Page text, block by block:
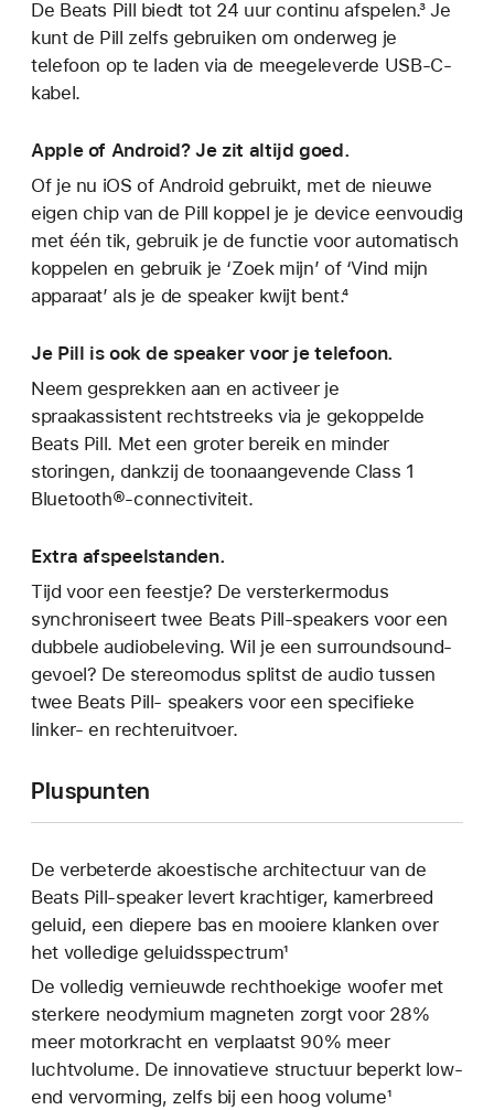
De Beats Pill biedt tot 24 uur continu afspelen.³ Je
kunt de Pill zelfs gebruiken om onderweg je
telefoon op te laden via de meegeleverde USB-C-
kabel.
Apple of Android? Je zit altijd goed.
Of je nu iOS of Android gebruikt, met de nieuwe
eigen chip van de Pill koppel je je device eenvoudig
met één tik, gebruik je de functie voor automatisch
koppelen en gebruik je ‘Zoek mijn’ of ‘Vind mijn
apparaat’ als je de speaker kwijt bent.⁴
Je Pill is ook de speaker voor je telefoon.
Neem gesprekken aan en activeer je
spraakassistent rechtstreeks via je gekoppelde
Beats Pill. Met een groter bereik en minder
storingen, dankzij de toonaangevende Class 1
Bluetooth®-connectiviteit.
Extra afspeelstanden.
Tijd voor een feestje? De versterkermodus
synchroniseert twee Beats Pill-speakers voor een
dubbele audiobeleving. Wil je een surroundsound-
gevoel? De stereomodus splitst de audio tussen
twee Beats Pill- speakers voor een specifieke
linker- en rechteruitvoer.
Pluspunten
De verbeterde akoestische architectuur van de
Beats Pill-speaker levert krachtiger, kamerbreed
geluid, een diepere bas en mooiere klanken over
het volledige geluidsspectrum¹
De volledig vernieuwde rechthoekige woofer met
sterkere neodymium magneten zorgt voor 28%
meer motorkracht en verplaatst 90% meer
luchtvolume. De innovatieve structuur beperkt low-
end vervorming, zelfs bij een hoog volume¹